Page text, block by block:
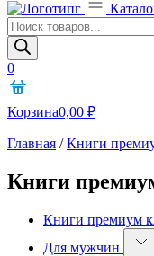
Поиск
товаров
0
Корзина0,00 ₽
Главная /Книги
Книги
Книги премиум
Для мужчин